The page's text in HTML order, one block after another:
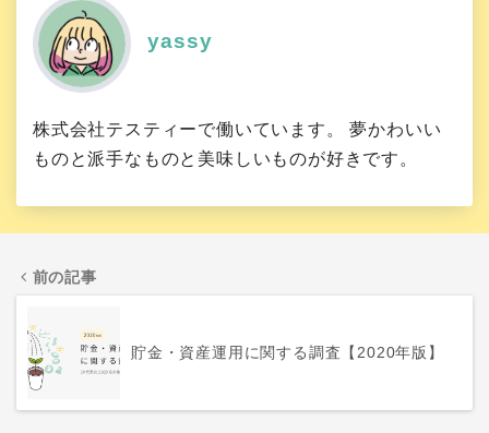
yassy
株式会社テスティーで働いています。 夢かわいい
ものと派手なものと美味しいものが好きです。
前の記事
貯金・資産運用に関する調査【2020年版】